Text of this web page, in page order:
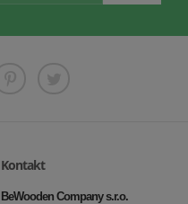
Kontakt
BeWooden Company s.r.o.